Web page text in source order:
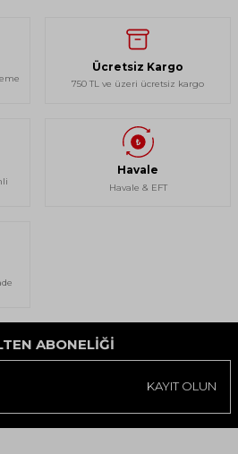
Ücretsiz Kargo
750 TL ve üzeri ücretsiz kargo
Havale
Havale & EFT
ABONELIĞI
KAYIT OLUN